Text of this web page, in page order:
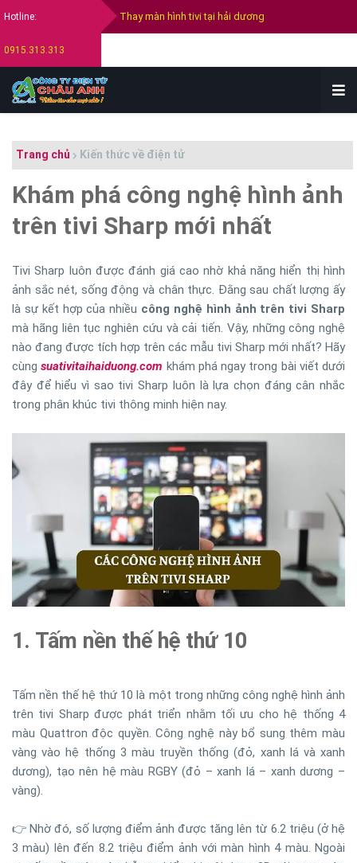
Hotline:
0915.313.313
Thay màn hình tivi Samsung
Thu mua tivi cũ hỏng tại hải dương
Trang chủ Kiến thức về điện tử
Khám phá công nghệ hình ảnh
trên tivi Sharp mới nhất
Tivi Sharp luôn được đánh giá cao nhờ khả năng hiển thị hình
ảnh sắc nét, sống động và chân thực. Đằng sau chất lượng ấy
là sự kết hợp của nhiều công nghệ hình ảnh trên tivi Sharp
mà hãng liên tục nghiên cứu và cải tiến. Vậy, những công nghệ
nào đang được tích hợp trên các mẫu tivi Sharp mới nhất? Hãy
cùngsuativitaihaiduong.com khám phá ngay trong bài viết dưới
đây để hiểu vì sao tivi Sharp luôn là lựa chọn đáng cân nhắc
trong phân khúc tivi thông minh hiện nay.
1. Tấm nền thế hệ thứ 10
Tấm nền thế hệ thứ 10 là một trong những công nghệ hình ảnh
trên tivi Sharp được phát triển nhằm tối ưu cho hệ thống 4
màu Quattron độc quyền. Công nghệ này bổ sung thêm màu
vàng vào hệ thống 3 màu truyền thống (đỏ, xanh lá và xanh
dương), tạo nên hệ màu RGBY (đỏ – xanh lá – xanh dương –
vàng).
👉 Nhờ đó, số lượng điểm ảnh được tăng lên từ 6.2 triệu (ở hệ
3 màu) lên đến 8.2 triệu điểm ảnh với màn hình 4 màu. Ngoài